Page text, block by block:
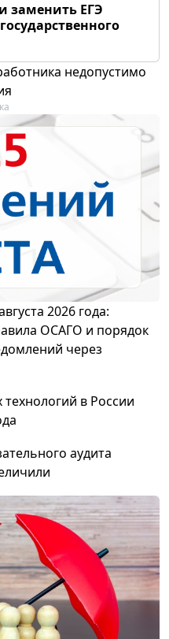
заменить ЕГЭ
недопустимо
2026 года:
ОСАГО и порядок
через
в России
аудита